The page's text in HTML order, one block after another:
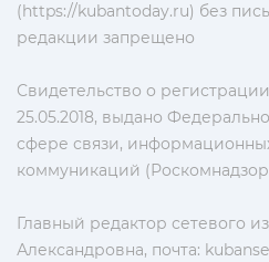
(https://kubantoday.ru) без
редакции запрещено
Свидетельство о
25.05.2018, выдано
сфере связи,
коммуникаций
Главный редактор сетевого
Александровна, почта: